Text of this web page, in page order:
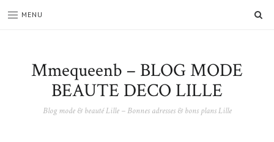
MENU
Mmequeenb – BLOG MODE
BEAUTE DECO LILLE
Blog mode & beauté Lille – Bonnes adresses & bons plans Lille